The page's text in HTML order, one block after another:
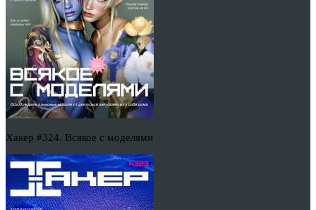
Хакер #324. Всякое с моделями